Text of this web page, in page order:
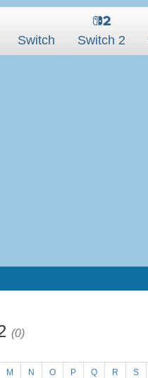
Switch Switch 2
(0)
M N O P Q R S